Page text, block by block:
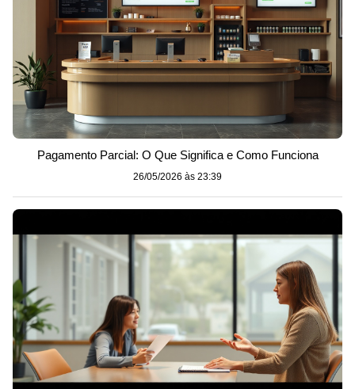
Pagamento Parcial: O Que Significa e Como Funciona
26/05/2026 às 23:39